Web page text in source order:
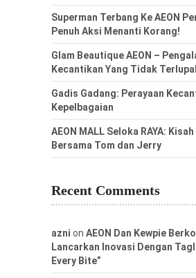
Superman Terbang Ke AEON
Penuh Aksi Menanti Korang!
Glam Beautique AEON –
Kecantikan Yang Tidak
Gadis Gadang: Perayaan
Kepelbagaian
AEON MALL Seloka RAYA:
Bersama Tom dan Jerry
Recent Comments
azni on AEON Dan Kewpie
Lancarkan Inovasi Dengan
Every Bite”